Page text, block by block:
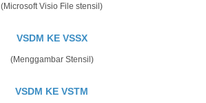
(Microsoft Visio File stensil)
VSDM KE VSSX
(Menggambar Stensil)
VSDM KE VSTM